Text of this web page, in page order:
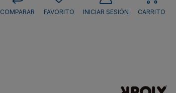
COMPARAR
FAVORITO INICIAR SESIÓN CARRITO